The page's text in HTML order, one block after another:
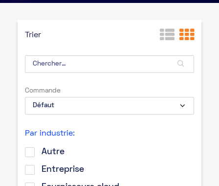
Trier
Commande
Par industrie:
Autre
Entreprise